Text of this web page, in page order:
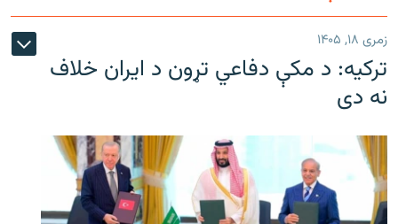
زمری ۱۸, ۱۴۰۵
ترکیه: د مکې دفاعي تړون د ایران خلاف
نه دی